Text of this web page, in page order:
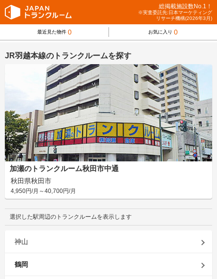
総掲載施設数No.1！
※実査委託先:日本マーケティング
リサーチ機構(2026年3月)
最近見た物件 0 お気に入り 0
JR羽越本線のトランクルームを探す
加瀬のトランクルーム秋田市中通
秋田県秋田市
4,950円/月～40,700円/月
選択した駅周辺のトランクルームを表示します
神山
鶴岡